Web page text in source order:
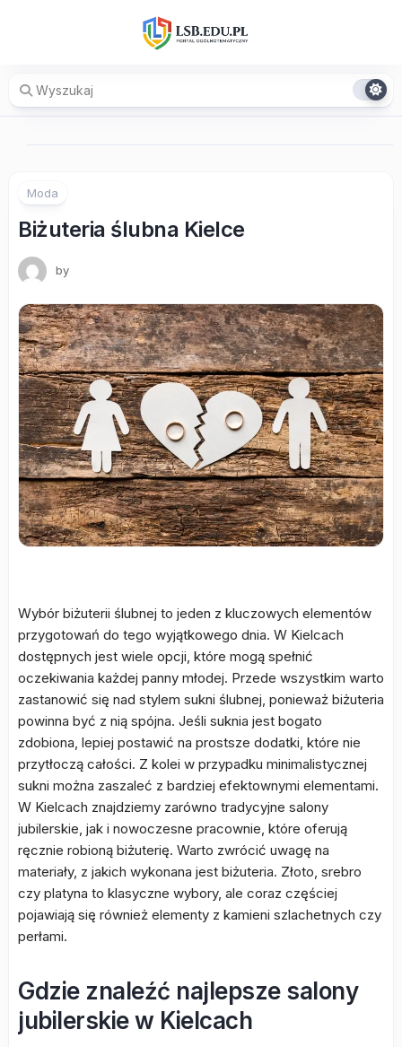
Moda
Biżuteria ślubna Kielce
by
Wybór biżuterii ślubnej to jeden z kluczowych elementów
przygotowań do tego wyjątkowego dnia. W Kielcach
dostępnych jest wiele opcji, które mogą spełnić
oczekiwania każdej panny młodej. Przede wszystkim warto
zastanowić się nad stylem sukni ślubnej, ponieważ biżuteria
powinna być z nią spójna. Jeśli suknia jest bogato
zdobiona, lepiej postawić na prostsze dodatki, które nie
przytłoczą całości. Z kolei w przypadku minimalistycznej
sukni można zaszaleć z bardziej efektownymi elementami.
W Kielcach znajdziemy zarówno tradycyjne salony
jubilerskie, jak i nowoczesne pracownie, które oferują
ręcznie robioną biżuterię. Warto zwrócić uwagę na
materiały, z jakich wykonana jest biżuteria. Złoto, srebro
czy platyna to klasyczne wybory, ale coraz częściej
pojawiają się również elementy z kamieni szlachetnych czy
perłami.
Gdzie znaleźć najlepsze salony
jubilerskie w Kielcach